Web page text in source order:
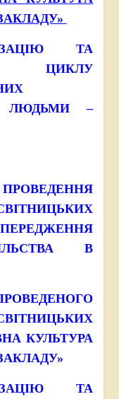
ТА
ЦИКЛУ
ЛЮДЬМИ –
ПРОВЕДЕННЯ
В
КУЛЬТУРА
ТА